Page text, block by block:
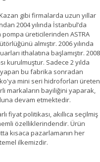
gibi firmalarda uzun yıllar
2004 yılında İstanbul’da
pompa üreticilerinden ASTRA
almıştır. 2006 yılında
ithalatına başlamıştır. 2008
kurulmuştur. Sadece 2 yılda
bu fabrika sonradan
mini seri hidroforları üreten
markaların bayiliğini yaparak,
devam etmektedir.
fiyat politikası, akıllıca seçilmiş
özelliklerindendir. Ürün
kısaca pazarlamanın her
ilkemizdir.